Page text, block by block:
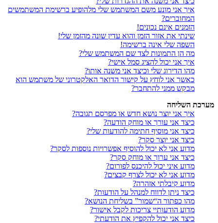
איך אני מונע משם המשתמש שלי מלהופיע ברשימת המשתמשים
המחוברים?
הזמנים אינם נכונים!
שינתי את אזור הזמן והוא עדין שונה מהזמן שלי!
השפה שלי אינה ברשימה!
מה הן התמונות לצד שם המשתמש שלי?
איך אני יכול להציג סמל אישי?
מהו הדירוג שלי וכיצד אני משנה אותו?
כאשר אני לוחץ על קישור הדואר האלקטרוני של משתמש הוא
מבקש ממני להתחבר?
מערכת השליחה
איך אני יוצר נושא חדש או מפרסם תגובה?
כיצד אני עורך או מוחק הודעה?
כיצד אני מוסיף חתימה להודעות שלי?
כיצד אני יוצר סקר?
מדוע אני לא יכול להוסיף אפשרויות נוספות לסקר?
כיצד אני ערוך או מוחק סקר?
מדוע איני יכול להיכנס לפורום?
מדוע אני לא יכול לצרף קבצים?
מדוע קיבלתי אזהרה?
כיצד ניתן לדווח למנהל על הודעות?
מהו כפתור ה“שמור” בשליחת הנושא?
מדוע הודעותיי צריכות לקבל אישור?
כיצד אני יכול להקפיץ את הודעתי?